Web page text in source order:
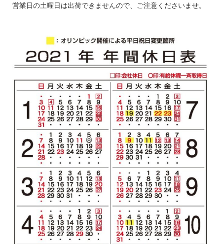
営業日の土曜日は出荷できませんので、ご注意くださいませ。